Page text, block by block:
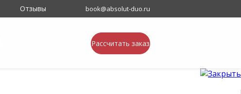
Отзывы book@absolut-duo.ru
Рассчитать заказ